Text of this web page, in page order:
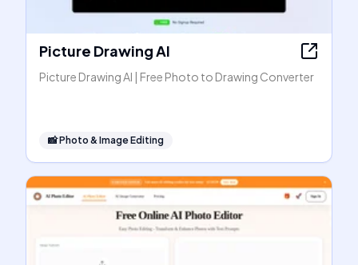
Picture Drawing AI
Picture Drawing AI | Free Photo to Drawing Converter
📸Photo & Image Editing